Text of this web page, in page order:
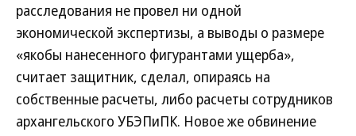
расследования не провел ни одной
экономической экспертизы, а выводы о размере
«якобы нанесенного фигурантами ущерба»,
считает защитник, сделал, опираясь на
собственные расчеты, либо расчеты сотрудников
архангельского УБЭПиПК. Новое же обвинение